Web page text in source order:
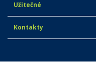
Užitečné
Kontakty